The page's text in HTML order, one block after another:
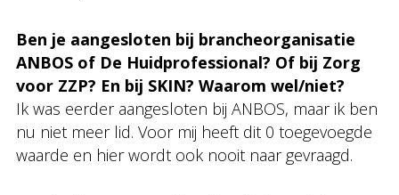
Ben je aangesloten bij brancheorganisatie
ANBOS of De Huidprofessional? Of bij Zorg
voor ZZP? En bij SKIN? Waarom wel/niet?
Ik was eerder aangesloten bij ANBOS, maar ik ben
nu niet meer lid. Voor mij heeft dit 0 toegevoegde
waarde en hier wordt ook nooit naar gevraagd.